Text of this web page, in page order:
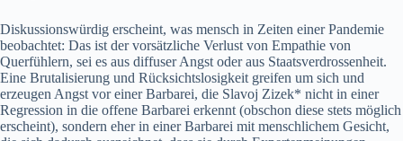
Diskussionswürdig erscheint, was mensch in Zeiten einer Pandemie
beobachtet: Das ist der vorsätzliche Verlust von Empathie von
Querfühlern, sei es aus diffuser Angst oder aus Staatsverdrossenheit.
Eine Brutalisierung und Rücksichtslosigkeit greifen um sich und
erzeugen Angst vor einer Barbarei, die Slavoj Zizek* nicht in einer
Regression in die offene Barbarei erkennt (obschon diese stets möglich
erscheint), sondern eher in einer Barbarei mit menschlichem Gesicht,